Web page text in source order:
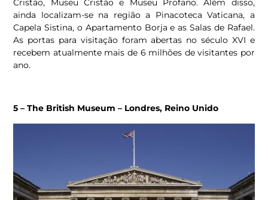
Cristão, Museu Cristão e Museu Profano. Além disso,
ainda localizam-se na região a Pinacoteca Vaticana, a
Capela Sistina, o Apartamento Borja e as Salas de Rafael.
As portas para visitação foram abertas no século XVI e
recebem atualmente mais de 6 milhões de visitantes por
ano.
5 – The British Museum – Londres, Reino Unido